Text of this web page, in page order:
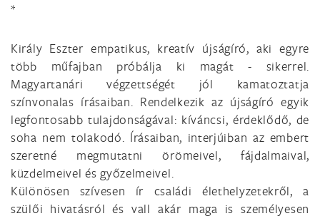
*
Király Eszter empatikus, kreatív újságíró, aki egyre
több műfajban próbálja ki magát - sikerrel.
Magyartanári végzettségét jól kamatoztatja
színvonalas írásaiban. Rendelkezik az újságíró egyik
legfontosabb tulajdonságával: kíváncsi, érdeklődő, de
soha nem tolakodó. Írásaiban, interjúiban az embert
szeretné megmutatni örömeivel, fájdalmaival,
küzdelmeivel és győzelmeivel.
Különösen szívesen ír családi élethelyzetekről, a
szülői hivatásról és vall akár maga is személyesen